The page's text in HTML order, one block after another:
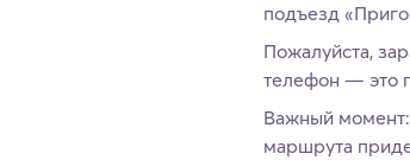
подъезд
Пожалуйста,
телефон — это
Важный момент:
маршрута